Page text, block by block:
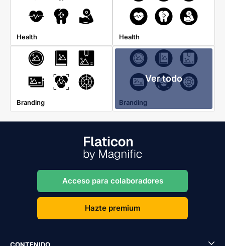
Health Health
Branding
Ver todo
Branding
Acceso para colaboradores
Hazte premium